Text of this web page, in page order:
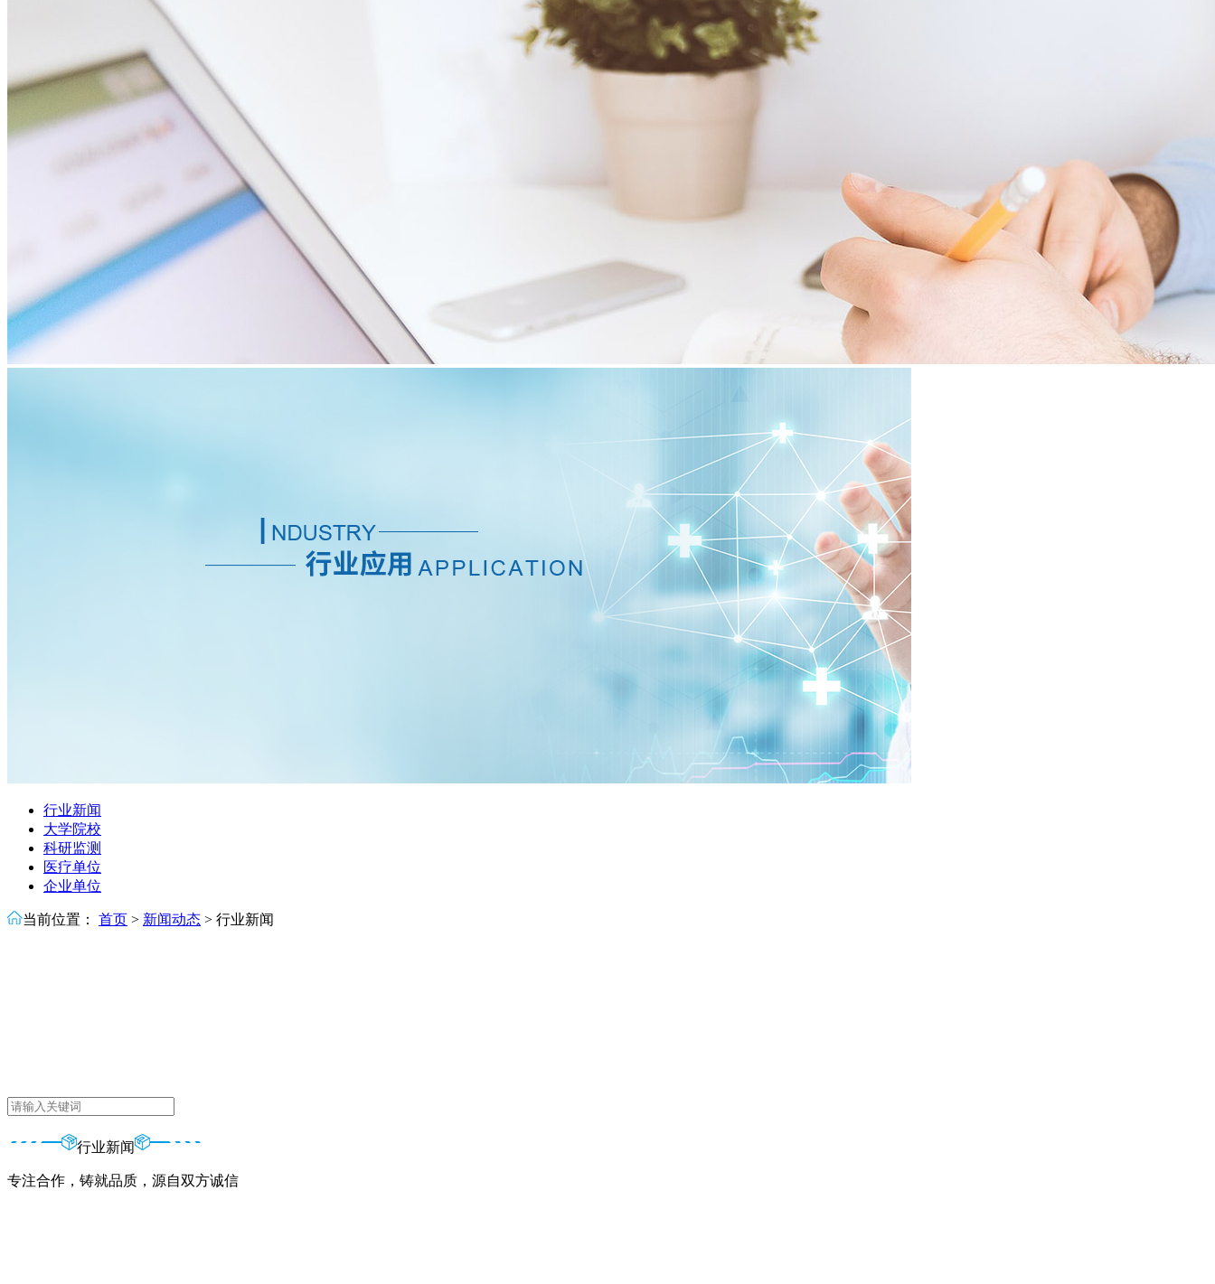
行业新闻
大学院校
科研监测
医疗单位
企业单位
当前位置： 首页 > 新闻动态 > 行业新闻
行业新闻
专注合作，铸就品质，源自双方诚信